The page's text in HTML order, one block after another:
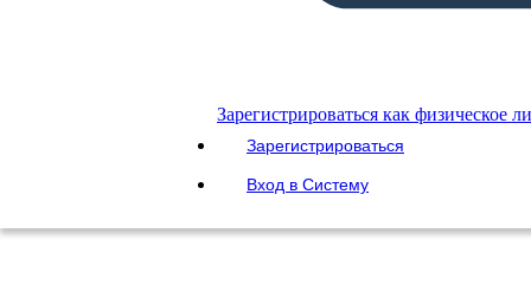
Зарегистрироваться как физическое
Зарегистрироваться
Вход в Систему
СОЗДАЙТЕ СВОЙ СОБСТВЕННЫЙ!
Копировать